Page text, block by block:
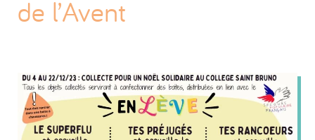
de l’Avent